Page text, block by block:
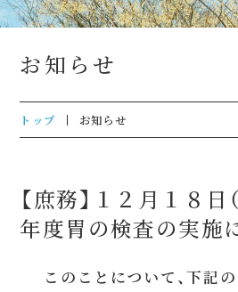
お知らせ
トップ お知らせ
【庶務】１２月１８日
年度胃の検査の実施
このことについて、下記